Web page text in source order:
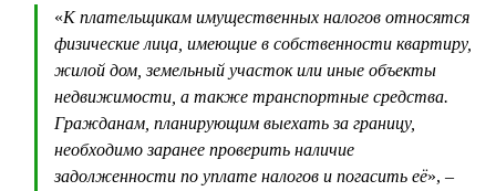
«К плательщикам имущественных налогов относятся
физические лица, имеющие в собственности квартиру,
жилой дом, земельный участок или иные объекты
недвижимости, а также транспортные средства.
Гражданам, планирующим выехать за границу,
необходимо заранее проверить наличие
задолженности по уплате налогов и погасить её», –